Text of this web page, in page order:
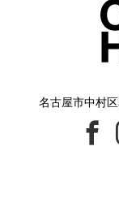
名古屋市中村